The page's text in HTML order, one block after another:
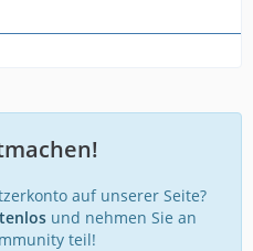
auf unserer Seite?
und nehmen Sie an
teil!